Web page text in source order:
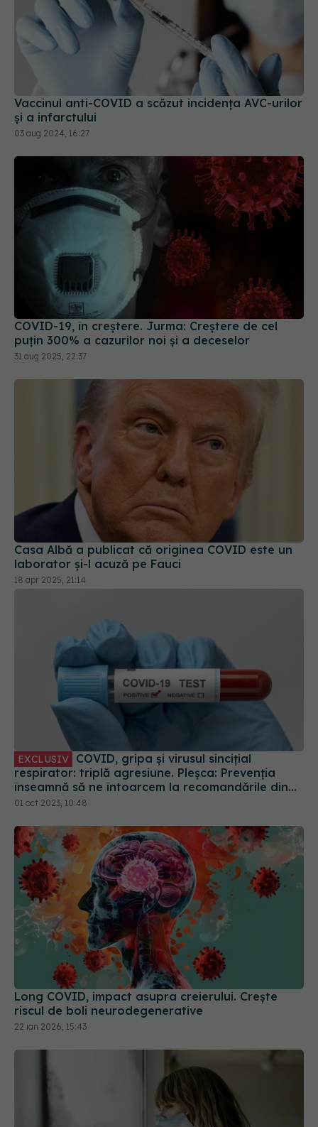
Vaccinul anti-COVID a scăzut incidența AVC-urilor
și a infarctului
03 aug 2024, 16:27
COVID-19, în creștere. Jurma: Creștere de cel
puțin 300% a cazurilor noi și a deceselor
31 aug 2025, 22:37
Casa Albă a publicat că originea COVID este un
laborator și-l acuză pe Fauci
18 apr 2025, 21:14
EXCLUSIV
respirator: triplă agresiune. Pleșca: Prevenția
înseamnă să ne întoarcem la recomandările din
timpul pandemiei!
01 oct 2023, 10:48
Long COVID, impact asupra creierului. Crește
riscul de boli neurodegenerative
22 ian 2026, 15:43